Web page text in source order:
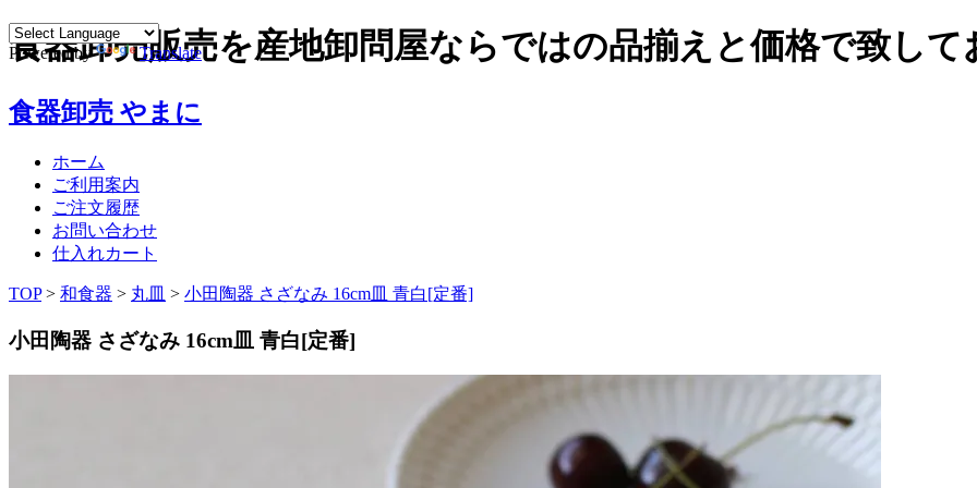
Powered by Translate
食器卸売販売を産地卸問屋ならではの品揃えと価格で致して
食器卸売 やまに
ホーム
ご利用案内
ご注文履歴
お問い合わせ
仕入れカート
TOP> 和食器 > 丸皿 > 小田陶器 さざなみ 16cm皿 青白[定番]
小田陶器 さざなみ 16cm皿 青白[定番]